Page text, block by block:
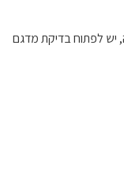
יש לפתוח בדיקת מדגם